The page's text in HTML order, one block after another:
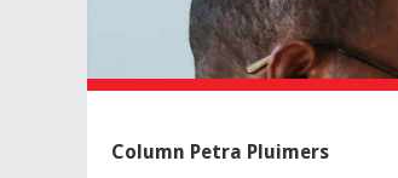
Column Petra Pluimers